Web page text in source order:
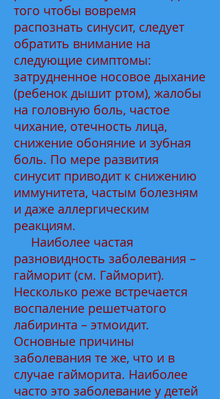
того чтобы вовремя
распознать синусит, следует
обратить внимание на
следующие симптомы:
затрудненное носовое дыхание
(ребенок дышит ртом), жалобы
на головную боль, частое
чихание, отечность лица,
снижение обоняние и зубная
боль. По мере развития
синусит приводит к снижению
иммунитета, частым болезням
и даже аллергическим
реакциям.
Наиболее частая
разновидность заболевания –
гайморит (см. Гайморит).
Несколько реже встречается
воспаление решетчатого
лабиринта – этмоидит.
Основные причины
заболевания те же, что и в
случае гайморита. Наиболее
часто это заболевание у детей